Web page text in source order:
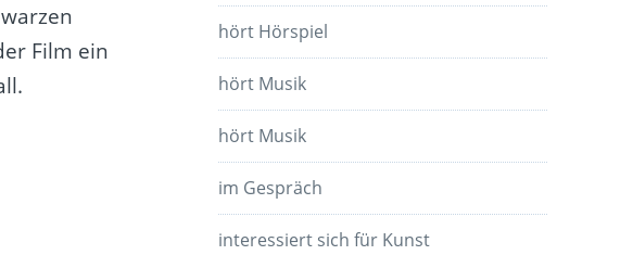
Film ein
hört Hörspiel
hört Musik
hört Musik
im Gespräch
interessiert sich für Kunst